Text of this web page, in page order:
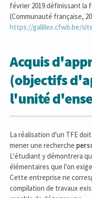
février 2019 définissant la
(Communauté française,
https://gallilex.cfwb.be/
Acquis
(objectifs
l'unité
La réalisation d'un TFE
mener une recherche
L'étudiant y démontrera
élémentaires que l'on
Cette entreprise ne
compilation de travaux